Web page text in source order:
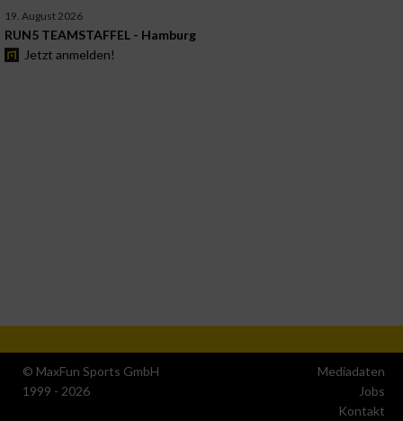
19. August 2026
RUN5 TEAMSTAFFEL - Hamburg
Jetzt anmelden!
© MaxFun Sports GmbH
1999 - 2026
Mediadaten
Jobs
Kontakt